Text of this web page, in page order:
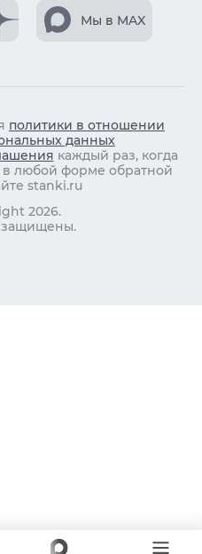
Мы в MAX
политики в отношении
данных
каждый раз, когда
в любой форме обратной
stanki.ru
2026.
защищены.